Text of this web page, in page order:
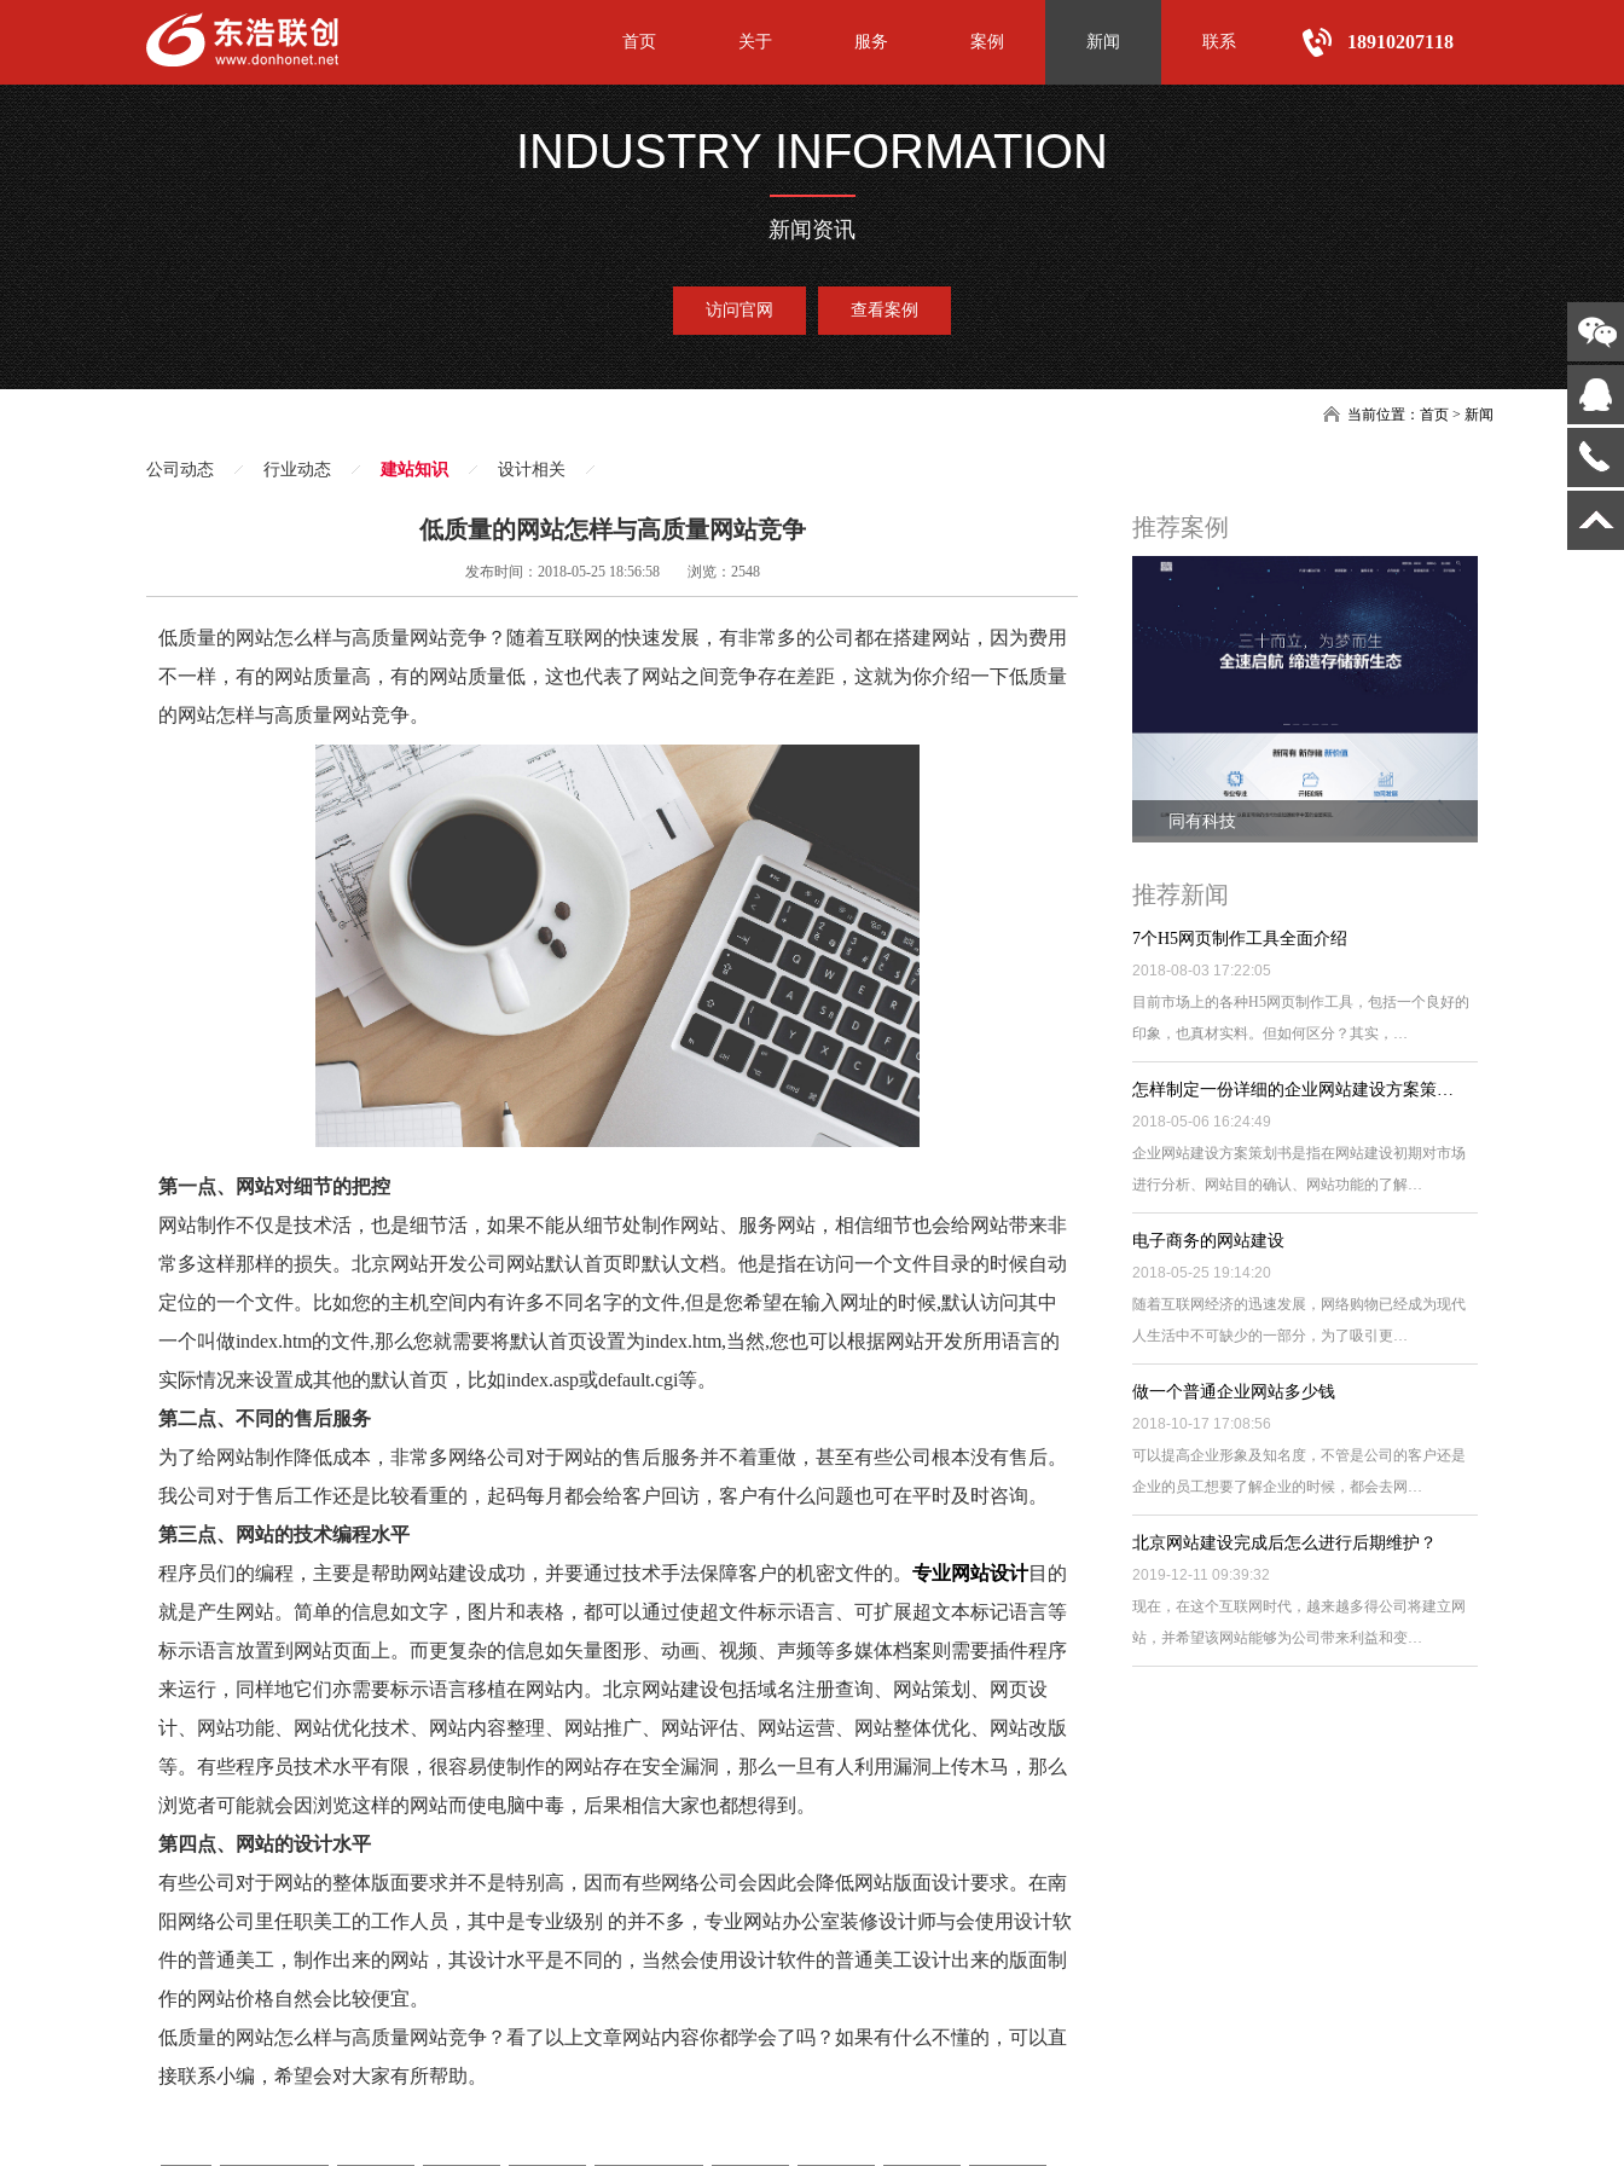
首页 关于 服务 案例 新闻 联系 18910207118
INDUSTRY INFORMATION
新闻资讯
访问官网 查看案例
当前位置：首页 >新闻
公司动态 行业动态 建站知识 设计相关
低质量的网站怎样与高质量网站竞争
发布时间：2018-05-25 18:56:58 浏览：2548
低质量的网站怎么样与高质量网站竞争？随着互联网的快速发展，有非常多的公司都在搭建网站，因为费用
不一样，有的网站质量高，有的网站质量低，这也代表了网站之间竞争存在差距，这就为你介绍一下低质量
的网站怎样与高质量网站竞争。
第一点、网站对细节的把控
网站制作不仅是技术活，也是细节活，如果不能从细节处制作网站、服务网站，相信细节也会给网站带来非
常多这样那样的损失。北京网站开发公司网站默认首页即默认文档。他是指在访问一个文件目录的时候自动
定位的一个文件。比如您的主机空间内有许多不同名字的文件,但是您希望在输入网址的时候,默认访问其中
一个叫做index.htm的文件,那么您就需要将默认首页设置为index.htm,当然,您也可以根据网站开发所用语言的
实际情况来设置成其他的默认首页，比如index.asp或default.cgi等。
第二点、不同的售后服务
为了给网站制作降低成本，非常多网络公司对于网站的售后服务并不着重做，甚至有些公司根本没有售后。
我公司对于售后工作还是比较看重的，起码每月都会给客户回访，客户有什么问题也可在平时及时咨询。
第三点、网站的技术编程水平
程序员们的编程，主要是帮助网站建设成功，并要通过技术手法保障客户的机密文件的。 专业网站设计目的
就是产生网站。简单的信息如文字，图片和表格，都可以通过使超文件标示语言、可扩展超文本标记语言等
标示语言放置到网站页面上。而更复杂的信息如矢量图形、动画、视频、声频等多媒体档案则需要插件程序
来运行，同样地它们亦需要标示语言移植在网站内。北京网站建设包括域名注册查询、网站策划、网页设
计、网站功能、网站优化技术、网站内容整理、网站推广、网站评估、网站运营、网站整体优化、网站改版
等。有些程序员技术水平有限，很容易使制作的网站存在安全漏洞，那么一旦有人利用漏洞上传木马，那么
浏览者可能就会因浏览这样的网站而使电脑中毒，后果相信大家也都想得到。
第四点、网站的设计水平
有些公司对于网站的整体版面要求并不是特别高，因而有些网络公司会因此会降低网站版面设计要求。在南
阳网络公司里任职美工的工作人员，其中是专业级别 的并不多，专业网站办公室装修设计师与会使用设计软
件的普通美工，制作出来的网站，其设计水平是不同的，当然会使用设计软件的普通美工设计出来的版面制
作的网站价格自然会比较便宜。
低质量的网站怎么样与高质量网站竞争？看了以上文章网站内容你都学会了吗？如果有什么不懂的，可以直
接联系小编，希望会对大家有所帮助。
推荐案例
同有科技
推荐新闻
7个H5网页制作工具全面介绍
2018-08-03 17:22:05
目前市场上的各种H5网页制作工具，包括一个良好的
印象，也真材实料。但如何区分？其实，…
怎样制定一份详细的企业网站建设方案策…
2018-05-06 16:24:49
企业网站建设方案策划书是指在网站建设初期对市场
进行分析、网站目的确认、网站功能的了解…
电子商务的网站建设
2018-05-25 19:14:20
随着互联网经济的迅速发展，网络购物已经成为现代
人生活中不可缺少的一部分，为了吸引更…
做一个普通企业网站多少钱
2018-10-17 17:08:56
可以提高企业形象及知名度，不管是公司的客户还是
企业的员工想要了解企业的时候，都会去网…
北京网站建设完成后怎么进行后期维护？
2019-12-11 09:39:32
现在，在这个互联网时代，越来越多得公司将建立网
站，并希望该网站能够为公司带来利益和变…